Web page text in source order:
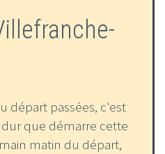
départ passées, c'est
que démarre cette
matin du départ,